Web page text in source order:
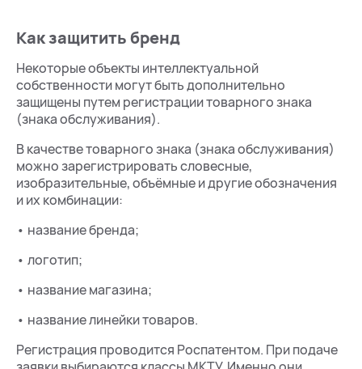
Как защитить бренд
Некоторые объекты интеллектуальной
собственности могут быть дополнительно
защищены путем регистрации товарного знака
(знака обслуживания).
В качестве товарного знака (знака обслуживания)
можно зарегистрировать словесные,
изобразительные, объёмные и другие обозначения
и их комбинации:
• название бренда;
• логотип;
• название магазина;
• название линейки товаров.
Регистрация проводится Роспатентом. При подаче